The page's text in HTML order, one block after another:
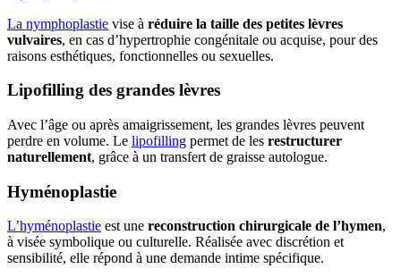
La nymphoplastie vise à réduire la taille des petites lèvres
vulvaires, en cas d’hypertrophie congénitale ou acquise, pour des
raisons esthétiques, fonctionnelles ou sexuelles.
Lipofilling des grandes lèvres
Avec l’âge ou après amaigrissement, les grandes lèvres peuvent
perdre en volume. Le lipofilling permet de les restructurer
naturellement, grâce à un transfert de graisse autologue.
Hyménoplastie
L’hyménoplastie est une reconstruction chirurgicale de l’hymen,
à visée symbolique ou culturelle. Réalisée avec discrétion et
sensibilité, elle répond à une demande intime spécifique.